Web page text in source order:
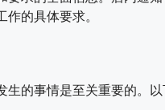
的具体要求。
的事情是至关重要的。以